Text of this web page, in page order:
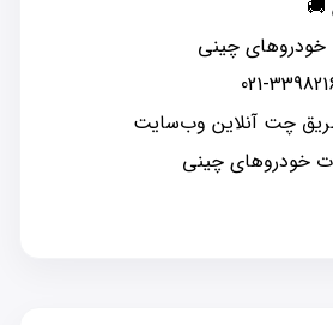
🚚
چینی
چت آنلاین وب‌سایت
خودروهای چینی